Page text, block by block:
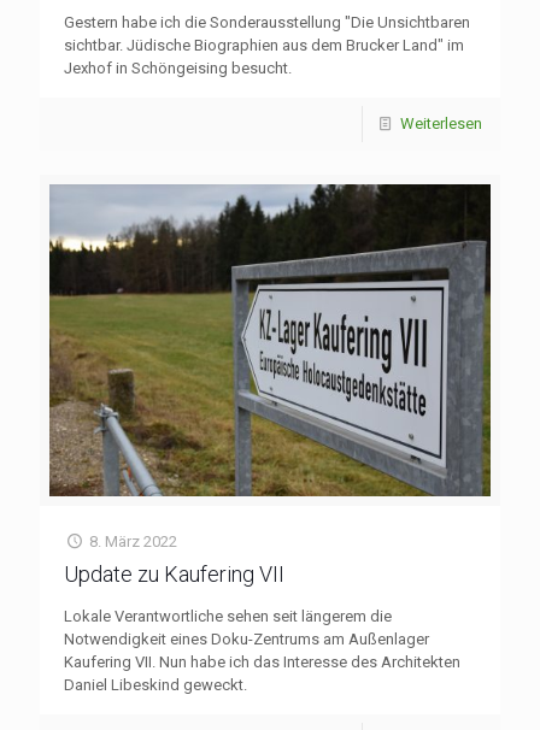
Gestern habe ich die Sonderausstellung "Die Unsichtbaren
sichtbar. Jüdische Biographien aus dem Brucker Land" im
Jexhof in Schöngeising besucht.
Weiterlesen
8. März 2022
Update zu Kaufering VII
Lokale Verantwortliche sehen seit längerem die
Notwendigkeit eines Doku-Zentrums am Außenlager
Kaufering VII. Nun habe ich das Interesse des Architekten
Daniel Libeskind geweckt.